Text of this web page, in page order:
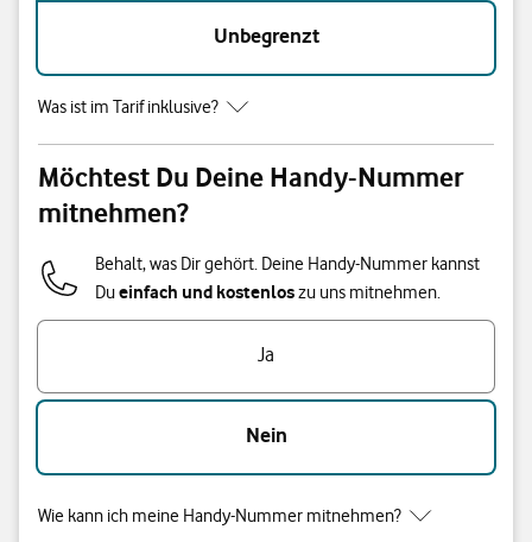
Unbegrenzt
Was ist im Tarif inklusive?
Möchtest Du Deine Handy-Nummer
mitnehmen?
Behalt, was Dir gehört. Deine Handy-Nummer kannst
Dueinfach und kostenloszu uns mitnehmen.
Ja
Nein
Wie kann ich meine Handy-Nummer mitnehmen?